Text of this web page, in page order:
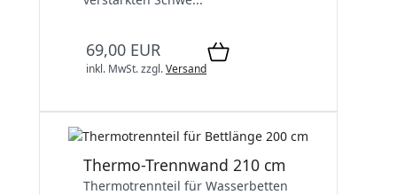
69,00 EUR
inkl. MwSt.zzgl.Versand
Thermo-Trennwand 210 cm
Thermotrennteil für Wasserbetten